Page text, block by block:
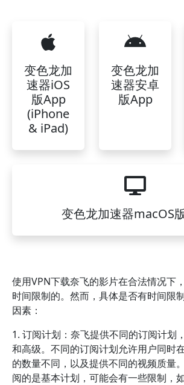
变色龙加
速器iOS
版App
(iPhone
& iPad)
变色龙加
速器安卓
版App
变色龙加速器macOS
使用VPN下载奈飞的影片在合法情况下
时间限制的。然而，具体是否有时间限
因素：
1. 订阅计划：奈飞提供不同的订阅计划
和高级。不同的订阅计划允许用户同时
的数量不同，以及提供不同的视频质量
阅的是基本计划，可能会有一些限制，